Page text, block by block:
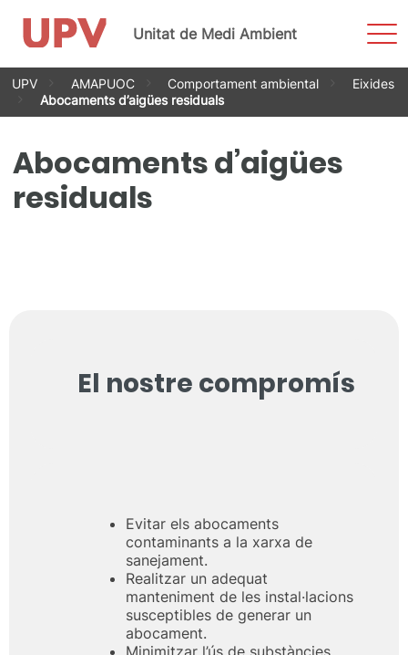
Vés
contingut
Unitat de Medi Ambient
UPV AMAPUOC Comportament ambiental
Eixides
Abocaments d’aigües residuals
Abocaments d’aigües
residuals
El nostre compromís
Evitar els abocaments
contaminants a la xarxa de
sanejament.
Realitzar un adequat
manteniment de les instal·lacions
susceptibles de generar un
abocament.